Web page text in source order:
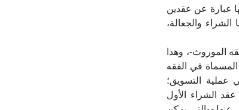
عبارة عن عقدين
والجعالة،
الموروث-، وهذا
في الفقه
عملية التسويق؛
الشراء الأول